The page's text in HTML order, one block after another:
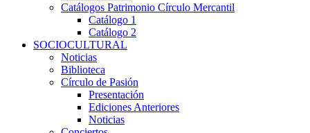
Catálogos Patrimonio Círculo Mercantil
Catálogo 1
Catálogo 2
SOCIOCULTURAL
Noticias
Biblioteca
Círculo de Pasión
Presentación
Ediciones Anteriores
Noticias